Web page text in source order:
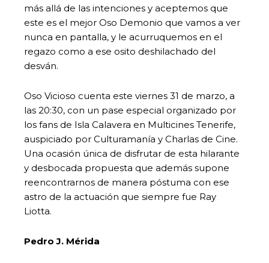
más allá de las intenciones y aceptemos que
este es el mejor Oso Demonio que vamos a ver
nunca en pantalla, y le acurruquemos en el
regazo como a ese osito deshilachado del
desván.
Oso Vicioso cuenta este viernes 31 de marzo, a
las 20:30, con un pase especial organizado por
los fans de Isla Calavera en Multicines Tenerife,
auspiciado por Culturamanía y Charlas de Cine.
Una ocasión única de disfrutar de esta hilarante
y desbocada propuesta que además supone
reencontrarnos de manera póstuma con ese
astro de la actuación que siempre fue Ray
Liotta.
Pedro J. Mérida